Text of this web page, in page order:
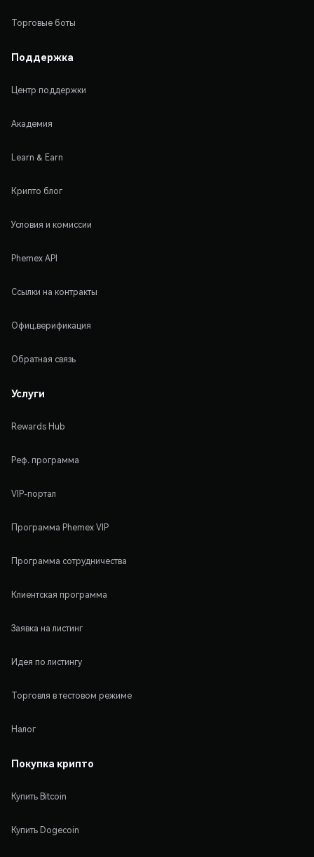
Торговые боты
Поддержка
Центр поддержки
Академия
Learn & Earn
Крипто блог
Условия и комиссии
Phemex API
Ссылки на контракты
Офиц.верификация
Обратная связь
Услуги
Rewards Hub
Реф. программа
VIP-портал
Программа Phemex VIP
Программа сотрудничества
Клиентская программа
Заявка на листинг
Идея по листингу
Торговля в тестовом режиме
Налог
Покупка крипто
Купить Bitcoin
Купить Dogecoin